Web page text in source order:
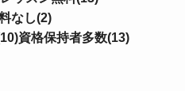
なし(2)
資格保持者多数(13)